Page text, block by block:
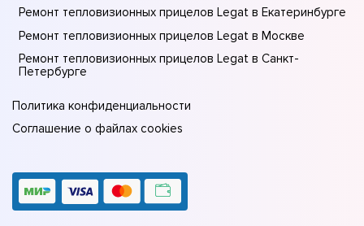
Ремонт тепловизионных прицелов Legat в Екатеринбурге
Ремонт тепловизионных прицелов Legat в Москве
Ремонт тепловизионных прицелов Legat в Санкт-
Петербурге
Политика конфиденциальности
Соглашение о файлах cookies